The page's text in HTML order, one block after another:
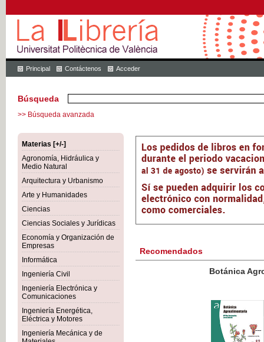
Principal Contáctenos Acceder
Búsqueda
>> Búsqueda avanzada
Materias [+/-]
Agronomía, Hidráulica y
Medio Natural
Arquitectura y Urbanismo
Arte y Humanidades
Ciencias
Ciencias Sociales y Jurídicas
Economía y Organización de
Empresas
Informática
Ingeniería Civil
Ingeniería Electrónica y
Comunicaciones
Ingeniería Energética,
Eléctrica y Motores
Ingeniería Mecánica y de
Recomendados
Botánica Agroalimentaria
IVA